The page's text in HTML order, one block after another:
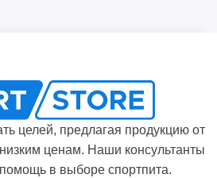
целей, предлагая продукцию от
ценам. Наши консультанты
помощь в выборе спортпита.